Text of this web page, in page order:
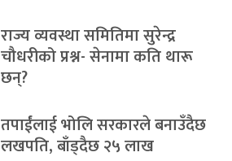
राज्य व्यवस्था समितिमा सुरेन्द्र
चौधरीको प्रश्न- सेनामा कति थारू
छन्?
तपाईंलाई भोलि सरकारले बनाउँदैछ
लखपति, बाँड्दैछ २५ लाख